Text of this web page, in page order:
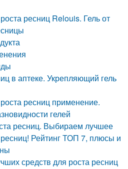
ресниц Relouis. Гель от
в аптеке. Укрепляющий гель
ресниц применение.
гелей
ресниц. Выбираем лучшее
Рейтинг ТОП 7, плюсы и
средств для роста ресниц